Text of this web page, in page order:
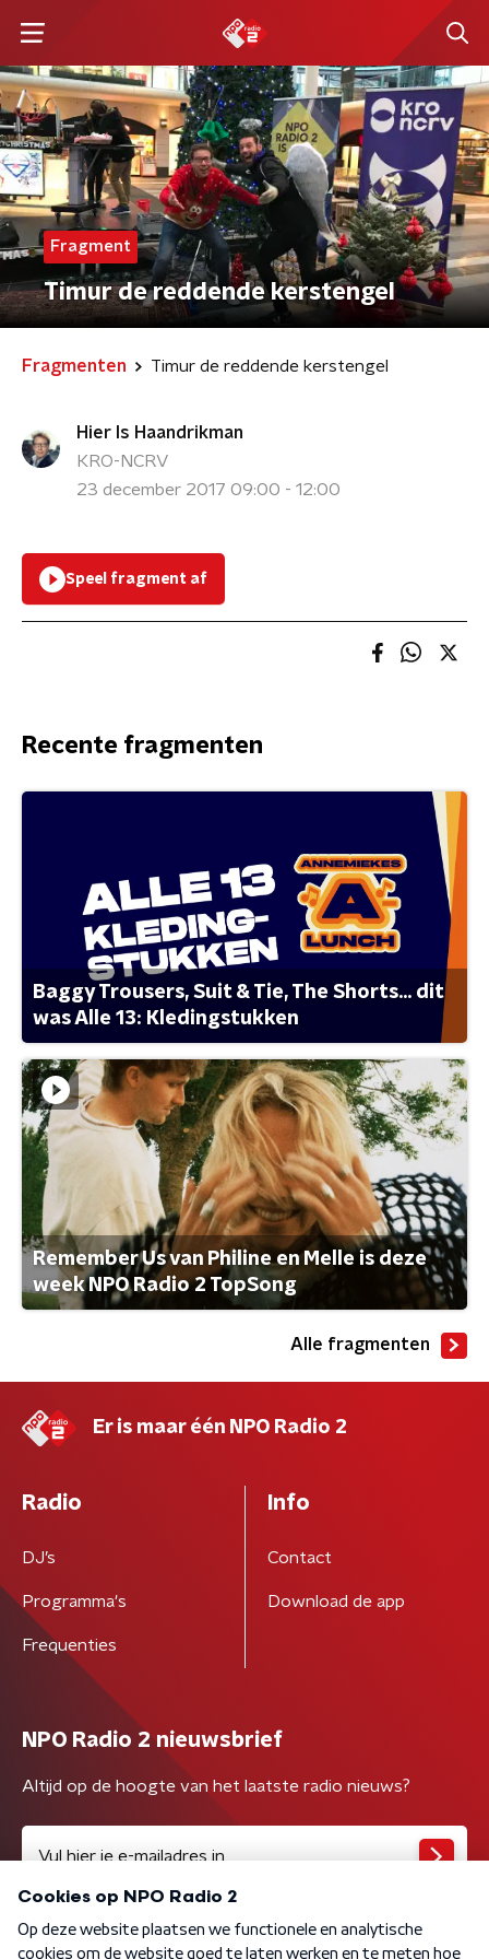
Fragment
Timur de reddende kerstengel
Fragmenten Timur de reddende kerstengel
Hier Is Haandrikman
KRO-NCRV
23 december 2017 09:00 - 12:00
Speel fragment af
Recente fragmenten
Baggy Trousers, Suit & Tie, The Shorts... dit
was Alle 13: Kledingstukken
Remember Us van Philine en Melle is deze
week NPO Radio 2 TopSong
Alle fragmenten
Er is maar één NPO Radio 2
Radio
DJ’s
Programma's
Frequenties
Info
Contact
Download de app
NPO Radio 2 nieuwsbrief
Altijd op de hoogte van het laatste radio nieuws?